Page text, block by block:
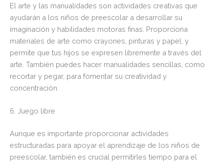
El arte y las manualidades son actividades creativas que
ayudarán a los niños de preescolar a desarrollar su
imaginación y habilidades motoras finas. Proporciona
materiales de arte como crayones, pinturas y papel, y
permite que tus hijos se expresen libremente a través del
arte. También puedes hacer manualidades sencillas, como
recortar y pegar, para fomentar su creatividad y
concentración.
6. Juego libre
Aunque es importante proporcionar actividades
estructuradas para apoyar el aprendizaje de los niños de
preescolar, también es crucial permitirles tiempo para el